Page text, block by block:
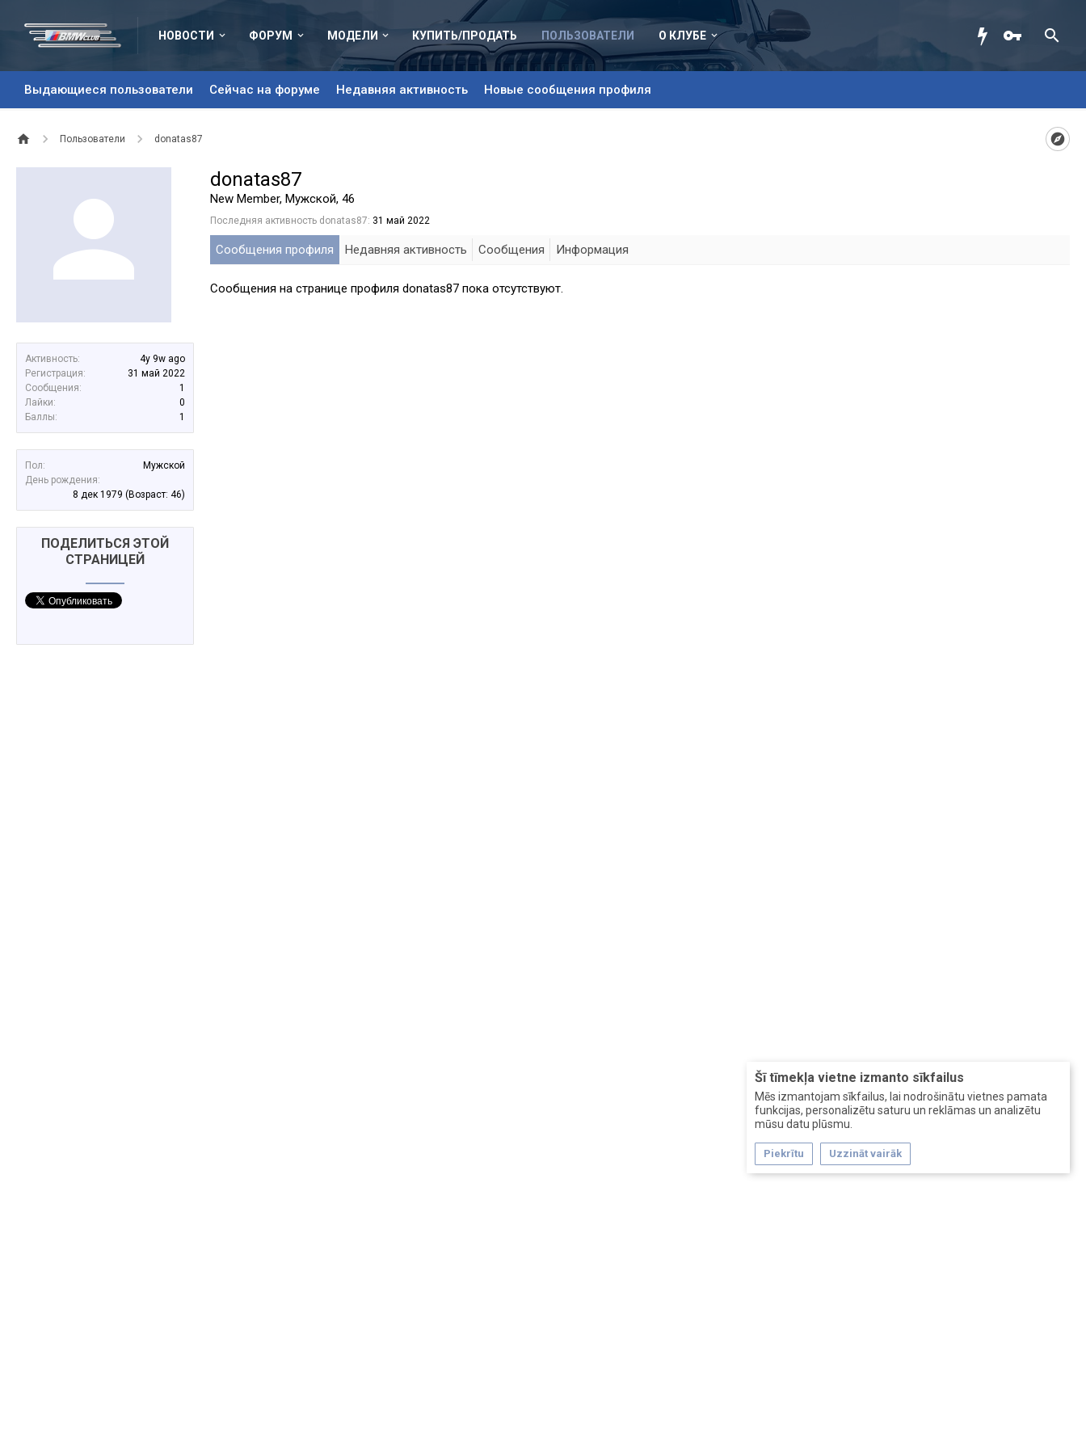
НОВОСТИ ФОРУМ МОДЕЛИ КУПИТЬ/ПРОДАТЬ ПОЛЬЗОВАТЕЛИ
Выдающиеся пользователи Сейчас на форуме Недавняя активность Новые сообщения профиля
О КЛУБЕ
Пользователи donatas87
Šī tīmekļa vietne izmanto sīkfailus
Mēs izmantojam sīkfailus, lai nodrošinātu vietnes pamata
funkcijas, personalizētu saturu un reklāmas un analizētu
mūsu datu plūsmu.
Piekrītu Uzzināt vairāk
Активность:
4y 9w ago
Регистрация:
31 май 2022
Сообщения:
1
Лайки:
0
Баллы:
1
Пол:
Мужской
День рождения:
8 дек 1979 (Возраст: 46)
ПОДЕЛИТЬСЯ ЭТОЙ
СТРАНИЦЕЙ
donatas87
New Member, Мужской, 46
Последняя активность donatas87: 31 май 2022
Сообщения профиля Недавняя активность Сообщения Информация
Сообщения на странице профиля donatas87 пока отсутствуют.